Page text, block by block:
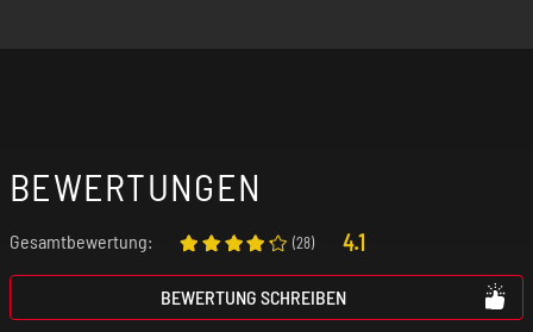
BEWERTUNGEN
Gesamtbewertung: (28) 4.1
BEWERTUNG SCHREIBEN